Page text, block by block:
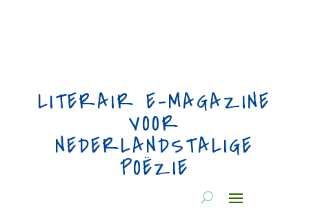
LITERAIR E-MAGAZINE
VOOR
NEDERLANDSTALIGE
POËZIE